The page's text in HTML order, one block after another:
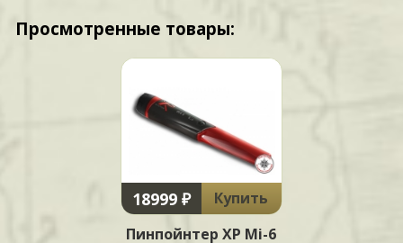
Просмотренные товары:
18999 ₽
Купить
Пинпойнтер XP Mi-6